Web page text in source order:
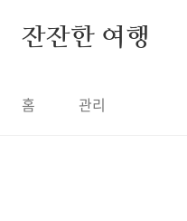
잔잔한 여행
홈 관리